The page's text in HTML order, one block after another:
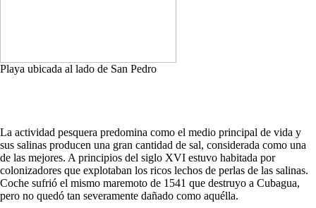
Playa ubicada al lado de San Pedro
La actividad pesquera predomina como el medio principal de vida y
sus salinas producen una gran cantidad de sal, considerada como una
de las mejores. A principios del siglo XVI estuvo habitada por
colonizadores que explotaban los ricos lechos de perlas de las salinas.
Coche sufrió el mismo maremoto de 1541 que destruyo a Cubagua,
pero no quedó tan severamente dañado como aquélla.